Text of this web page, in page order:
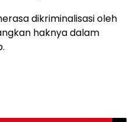
dikriminalisasi oleh
haknya dalam